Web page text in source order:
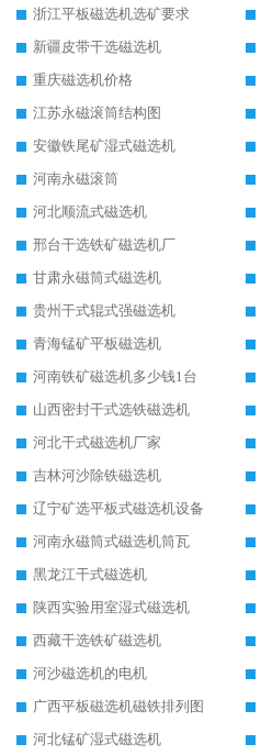
浙江平板磁选机选矿要求
新疆皮带干选磁选机
重庆磁选机价格
江苏永磁滚筒结构图
安徽铁尾矿湿式磁选机
河南永磁滚筒
河北顺流式磁选机
邢台干选铁矿磁选机厂
甘肃永磁筒式磁选机
贵州干式辊式强磁选机
青海锰矿平板磁选机
河南铁矿磁选机多少钱1台
山西密封干式选铁磁选机
河北干式磁选机厂家
吉林河沙除铁磁选机
辽宁矿选平板式磁选机设备
河南永磁筒式磁选机筒瓦
黑龙江干式磁选机
陕西实验用室湿式磁选机
西藏干选铁矿磁选机
河沙磁选机的电机
广西平板磁选机磁铁排列图
河北锰矿湿式磁选机